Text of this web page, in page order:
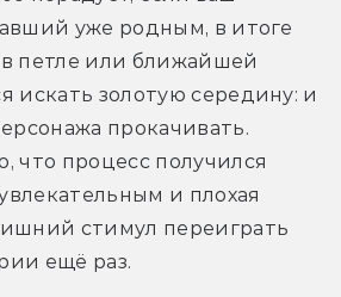
уже родным, в итоге
петле или ближайшей
искать золотую середину: и
прокачивать.
что процесс получился
и плохая
стимул переиграть
ещё раз.